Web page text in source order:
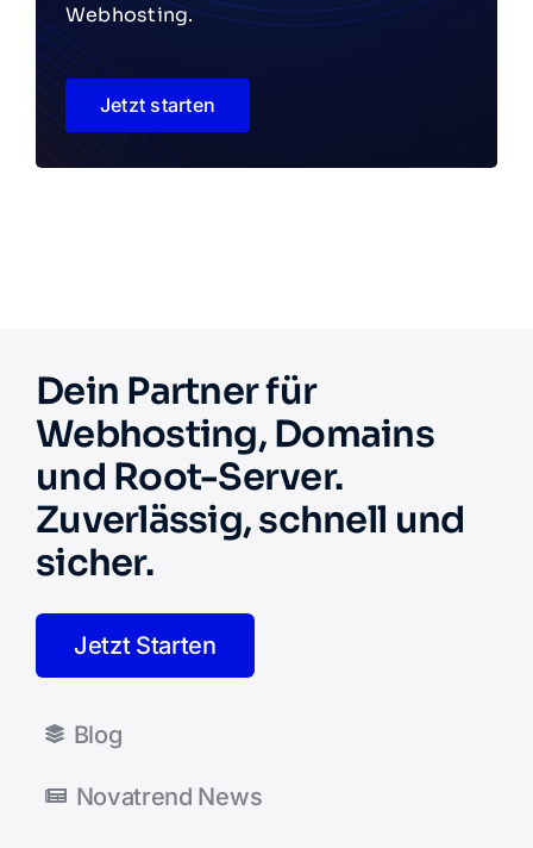
Webhosting.
Jetzt starten
Dein Partner für
Webhosting, Domains
und Root-Server.
Zuverlässig, schnell und
sicher.
Jetzt Starten
Blog
Novatrend News